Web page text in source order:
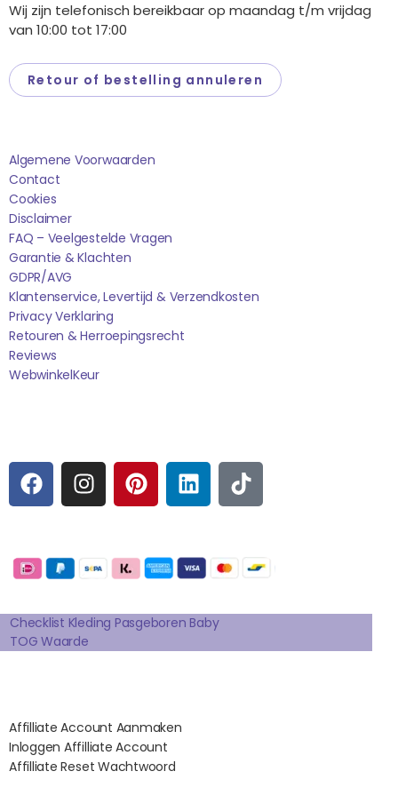
Wij zijn telefonisch bereikbaar op maandag t/m vrijdag
van 10:00 tot 17:00
Retour of bestelling annuleren
Algemene Voorwaarden
Contact
Cookies
Disclaimer
FAQ – Veelgestelde Vragen
Garantie & Klachten
GDPR/AVG
Klantenservice, Levertijd & Verzendkosten
Privacy Verklaring
Retouren & Herroepingsrecht
Reviews
WebwinkelKEur
F
A
C
B
O
K
I
N
S
A
A
M
P
I
N
E
R
S
T
L
I
N
E
D
N
T
I
K
O
K
Checklist Kleding Pasgeboren Baby
TOG Waarde
Affilliate Account Aanmaken
Inloggen Affilliate Account
Affilliate Reset Wachtwoord